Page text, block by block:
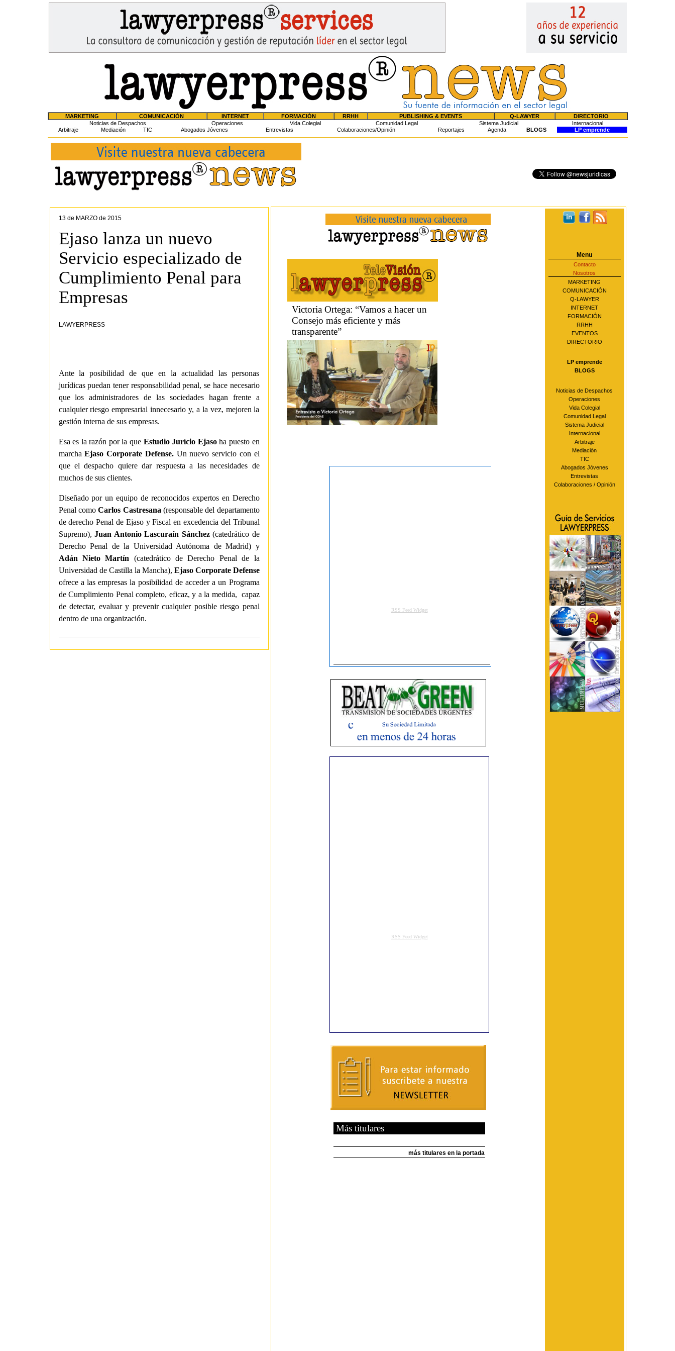
MARKETING COMUNICACIÓN INTERNET FORMACIÓN RRHH PUBLISHING & EVENTS Q-LAWYER
DIRECTORIO
Noticias de Despachos
Operaciones Vida Colegial Comunidad Legal Sistema Judicial
Internacional
Arbitraje
Mediación TIC Abogados Jóvenes Entrevistas Colaboraciones/Opinión Reportajes Agenda BLOGS LP emprende
13 de MARZO de 2015
Ejaso lanza un nuevo
Servicio especializado de
Cumplimiento Penal para
Empresas
LAWYERPRESS
Ante la posibilidad de que en la actualidad las personas
jurídicas puedan tener responsabilidad penal, se hace necesario
que los administradores de las sociedades hagan frente a
cualquier riesgo empresarial innecesario y, a la vez, mejoren la
gestión interna de sus empresas.
Esa es la razón por la que Estudio Jurício Ejasoha puesto en
marcha Ejaso Corporate Defense. Un nuevo servicio con el
que el despacho quiere dar respuesta a las necesidades de
muchos de sus clientes.
Diseñado por un equipo de reconocidos expertos en Derecho
Penal comoCarlos Castresana (responsable del departamento
de derecho Penal de Ejaso y Fiscal en excedencia del Tribunal
Supremo), Juan Antonio Lascuraín Sánchez(catedrático de
Derecho Penal de la Universidad Autónoma de Madrid) y
Adán Nieto Martín (catedrático de Derecho Penal de la
Universidad de Castilla la Mancha), Ejaso Corporate Defense
ofrece a las empresas la posibilidad de acceder a un Programa
de Cumplimiento Penal completo, eficaz, y a la medida, capaz
de detectar, evaluar y prevenir cualquier posible riesgo penal
dentro de una organización.
Menu
Contacto
Nosotros
MARKETING
COMUNICACIÓN
Q-LAWYER
INTERNET
FORMACIÓN
RRHH
EVENTOS
DIRECTORIO
LP emprende
BLOGS
Noticias de Despachos
Operaciones
Vida Colegial
Comunidad Legal
Sistema Judicial
Internacional
Arbitraje
Mediación
TIC
Abogados Jóvenes
Entrevistas
Colaboraciones / Opinión